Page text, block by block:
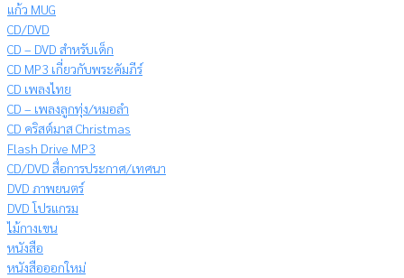
แก้ว MUG
CD/DVD
CD – DVD สำหรับเด็ก
CD MP3 เกี่ยวกับพระคัมภีร์
CD เพลงไทย
CD – เพลงลูกทุ่ง/หมอลำ
CD คริสต์มาส Christmas
Flash Drive MP3
CD/DVD สื่อการประกาศ/เทศนา
DVD ภาพยนตร์
DVD โปรแกรม
ไม้กางเขน
หนังสือ
หนังสือออกใหม่